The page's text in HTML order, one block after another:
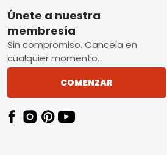
Footer
Únete a nuestra
membresía
Sin compromiso. Cancela en
cualquier momento.
COMENZAR